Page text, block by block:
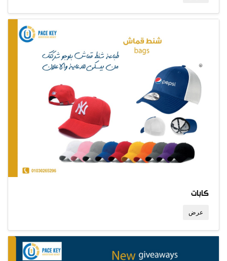
كابات
عرض